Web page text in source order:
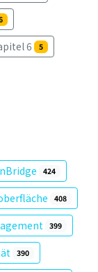
6 5
424
408
399
390